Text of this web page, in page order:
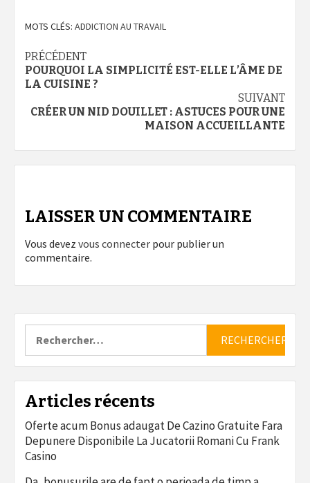
MOTS CLÉS: ADDICTION AU TRAVAIL
Navigation
d’article
PRÉCÉDENT
POURQUOI LA SIMPLICITÉ EST-ELLE L’ÂME DE
LA CUISINE ?
SUIVANT
CRÉER UN NID DOUILLET : ASTUCES POUR UNE
MAISON ACCUEILLANTE
LAISSER UN COMMENTAIRE
Vous devez vous connecter pour publier un
commentaire.
Articles récents
Oferte acum Bonus adaugat De Cazino Gratuite Fara
Depunere Disponibile La Jucatorii Romani Cu Frank
Casino